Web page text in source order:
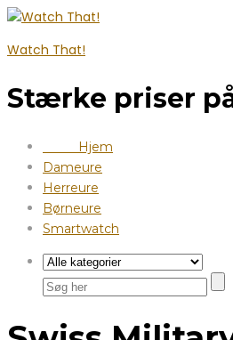
Watch That!
Stærke priser
Hjem
Dameure
Herreure
Børneure
Smartwatch